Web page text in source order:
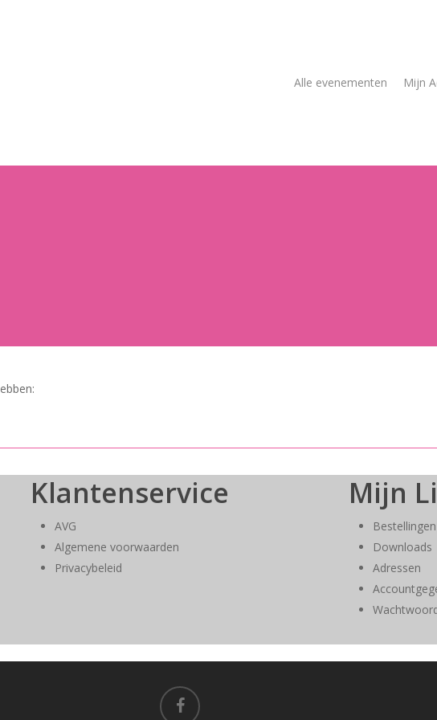
Alle evenementen Mijn
Klantenservice
AVG
Algemene voorwaarden
Privacybeleid
Mijn
Bestellingen
Downloads
Adressen
facebook